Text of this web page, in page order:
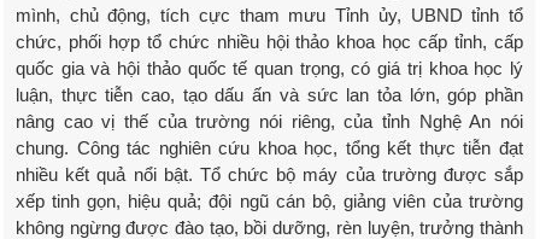
mình, chủ động, tích cực tham mưu Tỉnh ủy, UBND tỉnh tổ
chức, phối hợp tổ chức nhiều hội thảo khoa học cấp tỉnh, cấp
quốc gia và hội thảo quốc tế quan trọng, có giá trị khoa học lý
luận, thực tiễn cao, tạo dấu ấn và sức lan tỏa lớn, góp phần
nâng cao vị thế của trường nói riêng, của tỉnh Nghệ An nói
chung. Công tác nghiên cứu khoa học, tổng kết thực tiễn đạt
nhiều kết quả nổi bật. Tổ chức bộ máy của trường được sắp
xếp tinh gọn, hiệu quả; đội ngũ cán bộ, giảng viên của trường
không ngừng được đào tạo, bồi dưỡng, rèn luyện, trưởng thành